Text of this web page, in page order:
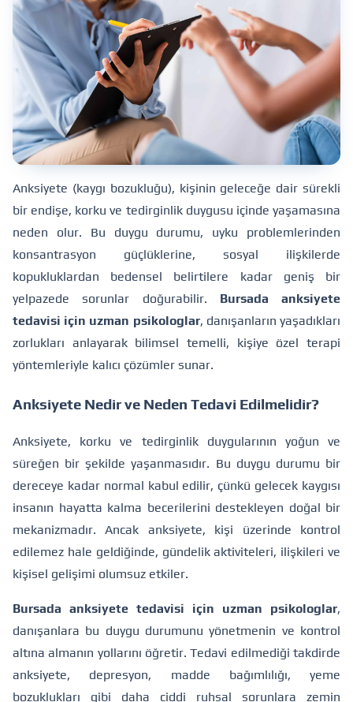
Anksiyete (kaygı bozukluğu), kişinin geleceğe dair sürekli
bir endişe, korku ve tedirginlik duygusu içinde yaşamasına
neden olur. Bu duygu durumu, uyku problemlerinden
konsantrasyon güçlüklerine, sosyal ilişkilerde
kopukluklardan bedensel belirtilere kadar geniş bir
yelpazede sorunlar doğurabilir. Bursada anksiyete
tedavisi için uzman psikologlar, danışanların yaşadıkları
zorlukları anlayarak bilimsel temelli, kişiye özel terapi
yöntemleriyle kalıcı çözümler sunar.
Anksiyete Nedir ve Neden Tedavi Edilmelidir?
Anksiyete, korku ve tedirginlik duygularının yoğun ve
süreğen bir şekilde yaşanmasıdır. Bu duygu durumu bir
dereceye kadar normal kabul edilir, çünkü gelecek kaygısı
insanın hayatta kalma becerilerini destekleyen doğal bir
mekanizmadır. Ancak anksiyete, kişi üzerinde kontrol
edilemez hale geldiğinde, gündelik aktiviteleri, ilişkileri ve
kişisel gelişimi olumsuz etkiler.
Bursada anksiyete tedavisi için uzman psikologlar,
danışanlara bu duygu durumunu yönetmenin ve kontrol
altına almanın yollarını öğretir. Tedavi edilmediği takdirde
anksiyete, depresyon, madde bağımlılığı, yeme
bozuklukları gibi daha ciddi ruhsal sorunlara zemin